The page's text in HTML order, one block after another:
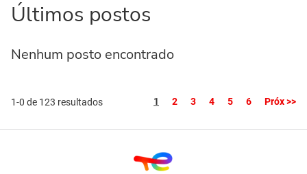
Últimos postos
Nenhum posto encontrado
1-0 de 123 resultados Página
1 2 3 4 5 6 Próx >>